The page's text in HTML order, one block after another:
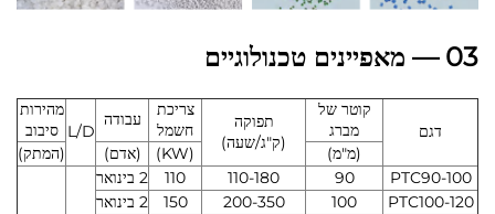
03 — מאפיינים טכנולוגיים
דגם
קוטר של
מברג
תפוקה
(ק"ג/שעה)
צריכת
חשמל
עבודה
L/D
מהירות
סיבוב
(מ"מ)
(KW) (אדם)
(המתק)
PTC90-100
90
110-180
110 2 בינואר
PTC100-120
100
200-350
150
2 בינואר